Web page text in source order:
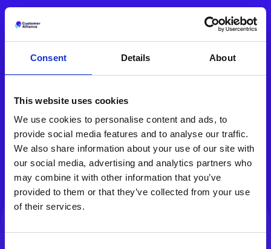
Consent Details About
This website uses cookies
We use cookies to personalise content and ads, to
provide social media features and to analyse our traffic.
We also share information about your use of our site with
our social media, advertising and analytics partners who
may combine it with other information that you’ve
provided to them or that they’ve collected from your use
of their services.
Merci De Vous Être
Abonné À The
Feedback Loop
Vous rejoignez une communauté de plus
de 3 000 professionnels de l’hôtellerie
qui font de la satisfaction client leur